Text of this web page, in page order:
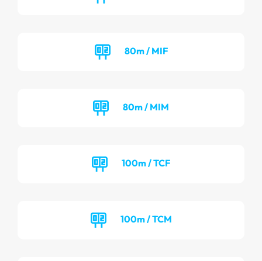
80m / MIF
80m / MIM
100m / TCF
100m / TCM